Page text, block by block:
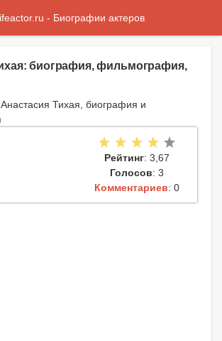
биография, фильмография,
Рейтинг: 3,67
Голосов: 3
Комментариев: 0